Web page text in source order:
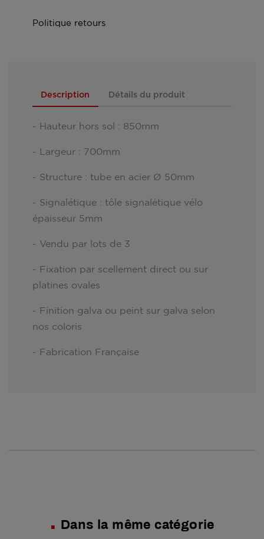
Politique retours
Description Détails du produit
- Hauteur hors sol : 850mm
- Largeur : 700mm
- Structure : tube en acier Ø 50mm
- Signalétique : tôle signalétique vélo
épaisseur 5mm
- Vendu par lots de 3
- Fixation par scellement direct ou sur
platines ovales
- Finition galva ou peint sur galva selon
nos coloris
- Fabrication Française
Dans la même catégorie